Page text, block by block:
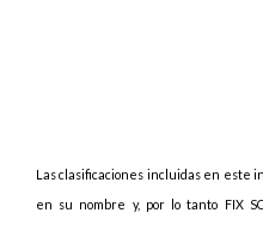
Las clasificaciones incluidas en este
en su nombre y, por lo tanto FIX